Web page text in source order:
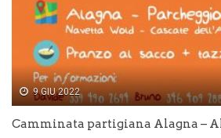
9 GIU 2022
Camminata partigiana Alagna –